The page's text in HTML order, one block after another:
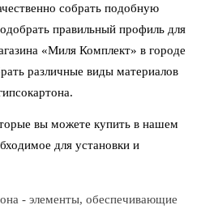
собрать подобную
правильный профиль для
«Миля Комплект» в городе
различные виды материалов
вы можете купить в нашем
для установки и
- элементы, обеспечивающие